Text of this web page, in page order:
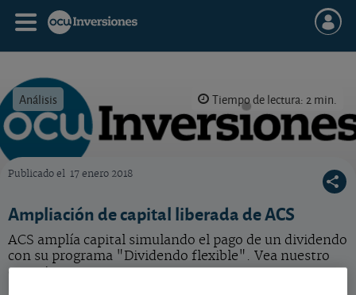
Análisis Tiempo de lectura: 2 min.
Publicado el 17 enero 2018
Ampliación de capital liberada de ACS
ACS amplía capital simulando el pago de un dividendo
con su programa "Dividendo flexible". Vea nuestro
consejo.